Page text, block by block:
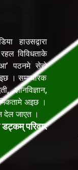
हाउसद्वारा
विविधताके
पठनमे सेहो
। समाचारक
ज्ञानविज्ञान,
अइछ ।
देल जाएत ।
परिवार